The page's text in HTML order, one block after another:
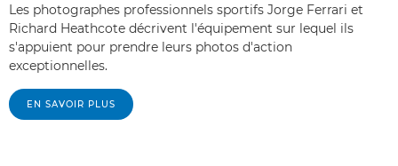
Les photographes professionnels sportifs Jorge Ferrari et
Richard Heathcote décrivent l'équipement sur lequel ils
s'appuient pour prendre leurs photos d'action
exceptionnelles.
EN SAVOIR PLUS